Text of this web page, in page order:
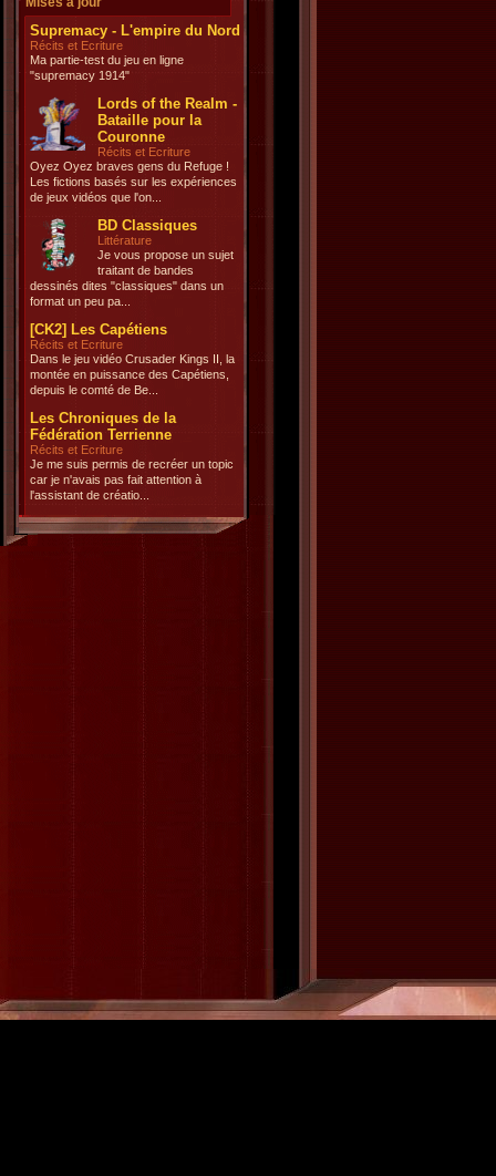
Supremacy - L'empire du Nord
Récits et Ecriture
Ma partie-test du jeu en ligne
"supremacy 1914"
Lords of the Realm -
Bataille pour la
Couronne
Récits et Ecriture
Oyez Oyez braves gens du Refuge !
Les fictions basés sur les expériences
de jeux vidéos que l'on...
BD Classiques
Littérature
Je vous propose un sujet
traitant de bandes
dessinés dites "classiques" dans un
format un peu pa...
[CK2] Les Capétiens
Récits et Ecriture
Dans le jeu vidéo Crusader Kings II, la
montée en puissance des Capétiens,
depuis le comté de Be...
Les Chroniques de la
Fédération Terrienne
Récits et Ecriture
Je me suis permis de recréer un topic
car je n'avais pas fait attention à
l'assistant de créatio...